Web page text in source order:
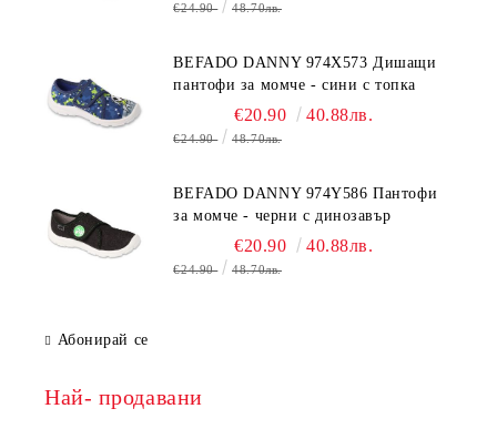
€24.90 48.70лв.
BEFADO DANNY 974X573 Дишащи
пантофи за момче - сини с топка
€20.90 40.88лв.
€24.90 48.70лв.
BEFADO DANNY 974Y586 Пантофи
за момче - черни с динозавър
€20.90 40.88лв.
€24.90 48.70лв.
Абонирай се
Най- продавани